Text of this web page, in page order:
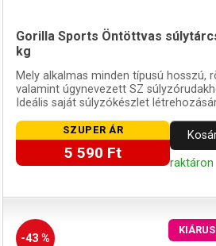
Gorilla Sports Öntöttvas
kg
Mely alkalmas minden típusú hosszú,
valamint úgynevezett SZ
Ideális saját súlyzókészlet
SZUPER ÁR
5 590 Ft
raktáron
-43 %